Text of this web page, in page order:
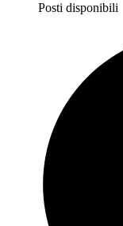
Posti disponibili